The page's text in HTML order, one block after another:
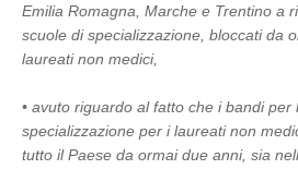
Emilia Romagna, Marche e Trentino a
scuole di specializzazione, bloccati da
laureati non medici,
• avuto riguardo al fatto che i bandi per
specializzazione per i laureati non
tutto il Paese da ormai due anni, sia